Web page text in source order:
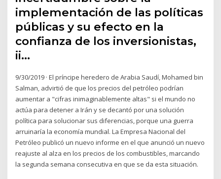
implementación de las políticas
públicas y su efecto en la
confianza de los inversionistas,
ii…
9/30/2019 · El príncipe heredero de Arabia Saudí, Mohamed bin
Salman, advirtió de que los precios del petróleo podrían
aumentar a "cifras inimaginablemente altas" si el mundo no
actúa para detener a Irán y se decantó por una solución
política para solucionar sus diferencias, porque una guerra
arruinaría la economía mundial. La Empresa Nacional del
Petróleo publicó un nuevo informe en el que anunció un nuevo
reajuste al alza en los precios de los combustibles, marcando
la segunda semana consecutiva en que se da esta situación.